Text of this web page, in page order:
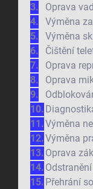
Oprava
Výměna
Výměna
Čištění
Oprava
Oprava
Výměna
Výměna
Oprava
Přehrání